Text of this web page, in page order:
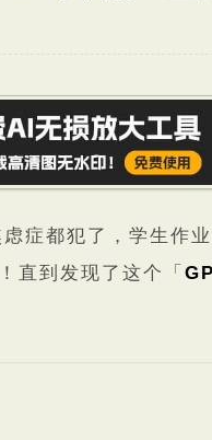
症都犯了，学生作
直到发现了这个「